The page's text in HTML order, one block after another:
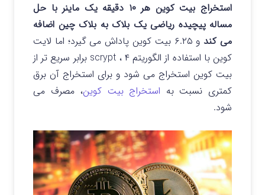
استخراج بیت کوین هر ۱۰ دقیقه یک ماینر با حل
مساله پیچیده ریاضی یک بلاک به بلاک چین اضافه
می کند
و ۶.۲۵ بیت کوین پاداش می گیرد؛ اما لایت
کوین با استفاده از الگوریتم scrypt ، ۴ برابر سریع تر از
بیت کوین استخراج می شود و برای استخراج آن برق
کم­تری نسبت به استخراج بیت کوین، مصرف می
شود.